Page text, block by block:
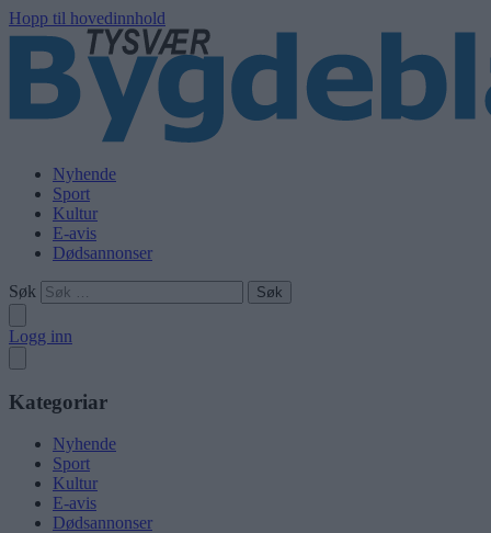
Hopp til hovedinnhold
Nyhende
Sport
Kultur
E-avis
Dødsannonser
Søk
Logg inn
Kategoriar
Nyhende
Sport
Kultur
E-avis
Dødsannonser